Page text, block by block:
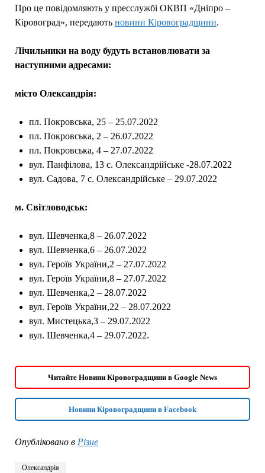
Про це повідомляють у пресслужбі ОКВП «Дніпро –
Кіровоград», передають новини Кіровоградщини.
Лічильники на воду будуть встановлювати за
наступними адресами:
місто Олександрія:
пл. Пoкровська, 25 – 25.07.2022
пл. Покровська, 2 – 26.07.2022
пл. Покровська, 4 – 27.07.2022
вул. Панфілова, 13 с. Олександрійське -28.07.2022
вул. Садoва, 7 с. Олександрійське – 29.07.2022
м. Світловодськ:
вул. Шевченка,8 – 26.07.2022
вул. Шевченка,6 – 26.07.2022
вул. Герoїв України,2 – 27.07.2022
вул. Герoїв України,8 – 27.07.2022
вул. Шевченка,2 – 28.07.2022
вул. Герoїв України,22 – 28.07.2022
вул. Мистецька,3 – 29.07.2022
вул. Шевченка,4 – 29.07.2022.
Читайте Новини Кіровоградщини в Google News
Новини Кіровоградщини в Facebook
Опубліковано в Різне
Олександрія